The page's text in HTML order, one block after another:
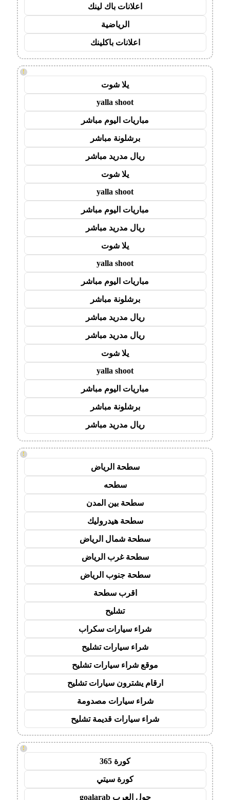
اعلانات باك لينك
الرياضية
اعلانات باكلينك
!
يلا شوت
yalla shoot
مباريات اليوم مباشر
برشلونة مباشر
ريال مدريد مباشر
يلا شوت
yalla shoot
مباريات اليوم مباشر
ريال مدريد مباشر
يلا شوت
yalla shoot
مباريات اليوم مباشر
برشلونة مباشر
ريال مدريد مباشر
ريال مدريد مباشر
يلا شوت
yalla shoot
مباريات اليوم مباشر
برشلونة مباشر
ريال مدريد مباشر
!
سطحة الرياض
سطحه
سطحة بين المدن
سطحة هيدروليك
سطحة شمال الرياض
سطحة غرب الرياض
سطحة جنوب الرياض
اقرب سطحة
تشليح
شراء سيارات سكراب
شراء سيارات تشليح
موقع شراء سيارات تشليح
ارقام يشترون سيارات تشليح
شراء سيارات مصدومة
شراء سيارات قديمة تشليح
!
كورة 365
كورة سيتي
جول العرب goalarab